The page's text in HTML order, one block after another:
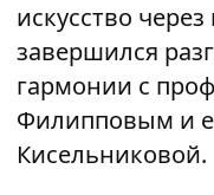
искусство
завершился
гармонии с
Филипповым и
Кисельниковой.